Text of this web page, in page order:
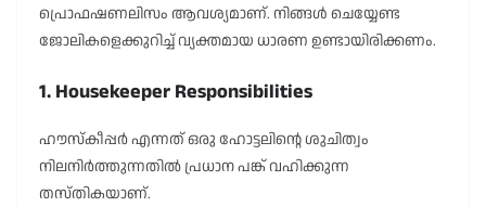
പ്രൊഫഷണലിസം ആവശ്യമാണ്. നിങ്ങൾ ചെയ്യേണ്ട
ജോലികളെക്കുറിച്ച് വ്യക്തമായ ധാരണ ഉണ്ടായിരിക്കണം.
1. Housekeeper Responsibilities
ഹൗസ്‌കീപ്പർ എന്നത് ഒരു ഹോട്ടലിന്റെ ശുചിത്വം
നിലനിർത്തുന്നതിൽ പ്രധാന പങ്ക് വഹിക്കുന്ന
തസ്തികയാണ്.